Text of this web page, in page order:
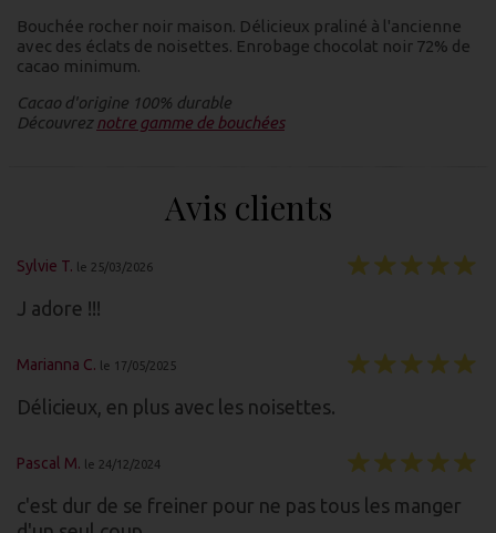
Bouchée rocher noir maison. Délicieux praliné à l'ancienne
avec des éclats de noisettes. Enrobage chocolat noir 72% de
cacao minimum.
Cacao d'origine 100% durable
Découvreznotre gamme de bouchées
Avis clients
Sylvie T. le 25/03/2026
J adore !!!
Marianna C. le 17/05/2025
Délicieux, en plus avec les noisettes.
Pascal M. le 24/12/2024
c'est dur de se freiner pour ne pas tous les manger